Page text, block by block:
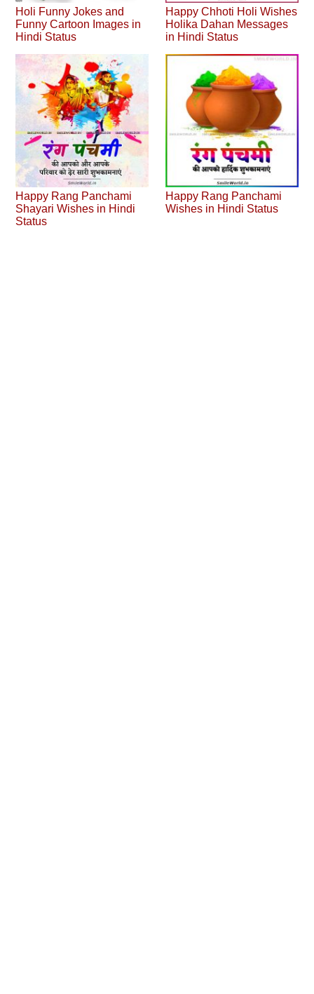
Holi Funny Jokes and
Funny Cartoon Images in
Hindi Status
Happy Chhoti Holi Wishes
Holika Dahan Messages
in Hindi Status
Happy Rang Panchami
Shayari Wishes in Hindi
Status
Happy Rang Panchami
Wishes in Hindi Status